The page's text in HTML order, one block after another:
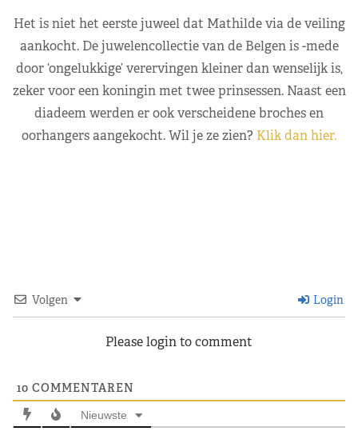
Het is niet het eerste juweel dat Mathilde via de veiling
aankocht. De juwelencollectie van de Belgen is -mede
door ‘ongelukkige’ verervingen kleiner dan wenselijk is,
zeker voor een koningin met twee prinsessen. Naast een
diadeem werden er ook verscheidene broches en
oorhangers aangekocht. Wil je ze zien? Klik dan hier.
Volgen Login
Please login to comment
10 COMMENTAREN
Nieuwste